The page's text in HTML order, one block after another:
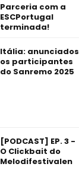
Parceria com a
ESCPortugal
terminada!
Itália: anunciados
os participantes
do Sanremo 2025
[PODCAST] EP. 3 -
O Clickbait do
Melodifestivalen